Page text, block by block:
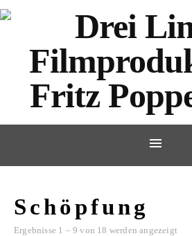
Schöpfung
Ergebnisse 1 – 9 von 18 werden angezeigt